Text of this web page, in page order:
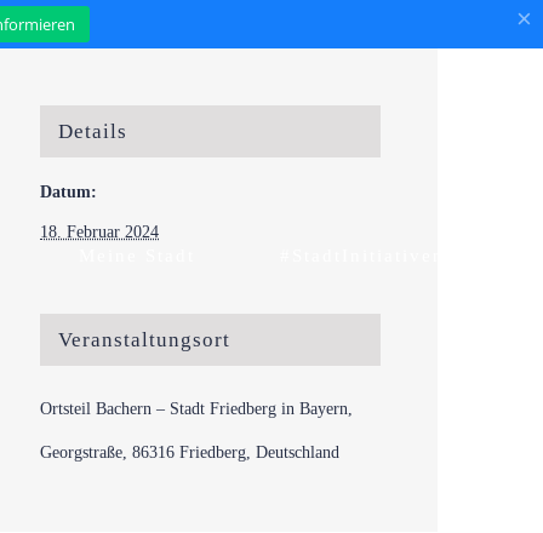
×
Details
Datum:
18. Februar 2024
Veranstaltungsort
Ortsteil Bachern – Stadt Friedberg in Bayern,
Georgstraße, 86316 Friedberg, Deutschland